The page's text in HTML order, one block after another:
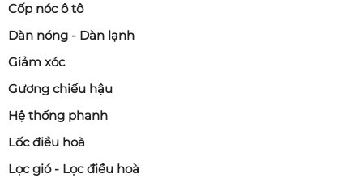
Cốp nóc ô tô
Dàn nóng - Dàn lạnh
Giảm xóc
Gương chiếu hậu
Hệ thống phanh
Lốc điều hoà
Lọc gió - Lọc điều hoà